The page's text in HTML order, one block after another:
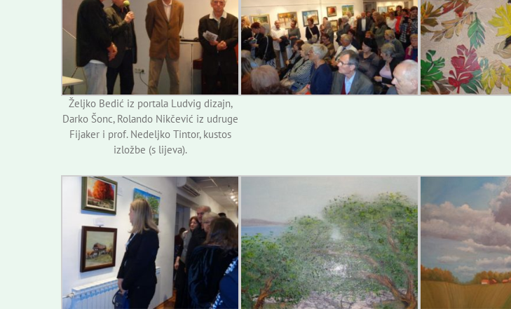
Željko Bedić iz portala Ludvig dizajn,
Darko Šonc, Rolando Nikčević iz udruge
Fijaker i prof. Nedeljko Tintor, kustos
izložbe (s lijeva).